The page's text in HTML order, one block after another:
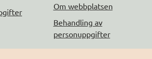
Om webbplatsen
Behandling av
personuppgifter